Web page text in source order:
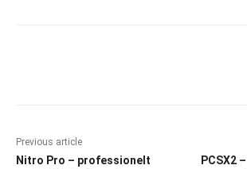
Previous article
Nitro Pro – professionelt
PCSX2